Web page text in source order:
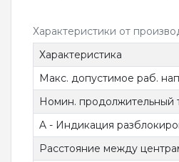
Характеристики от
Характеристика
Макс. допустимое раб.
Номин. продолжительный
A - Индикация
Расстояние между